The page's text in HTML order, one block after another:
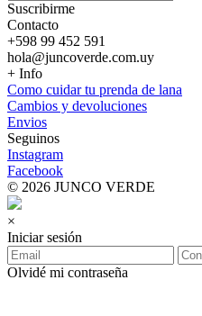
Suscribirme
Contacto
+598 99 452 591
hola@juncoverde.com.uy
+ Info
Como cuidar tu prenda de lana
Cambios y devoluciones
Envios
Seguinos
Instagram
Facebook
© 2026 JUNCO VERDE
×
Iniciar sesión
Olvidé mi contraseña